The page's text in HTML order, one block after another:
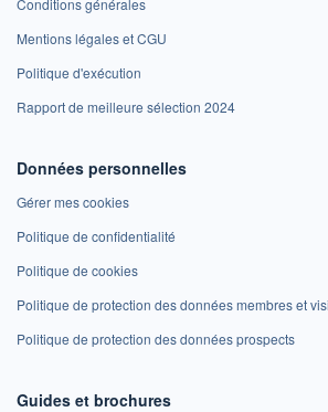
Conditions générales
Mentions légales et CGU
Politique d'exécution
Rapport de meilleure sélection 2024
Données personnelles
Gérer mes cookies
Politique de confidentialité
Politique de cookies
Politique de protection des données membres et
Politique de protection des données prospects
Guides et brochures